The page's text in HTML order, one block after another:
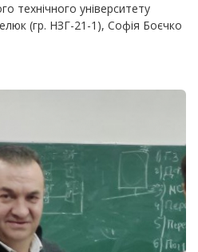
технічного університету
(гр. НЗГ-21-1), Софія Боєчко